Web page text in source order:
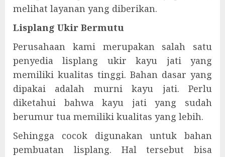
melihat layanan yang diberikan.
Lisplang Ukir Bermutu
Perusahaan kami merupakan salah satu
penyedia lisplang ukir kayu jati yang
memiliki kualitas tinggi. Bahan dasar yang
dipakai adalah murni kayu jati. Perlu
diketahui bahwa kayu jati yang sudah
berumur tua memiliki kualitas yang lebih.
Sehingga cocok digunakan untuk bahan
pembuatan lisplang. Hal tersebut bisa